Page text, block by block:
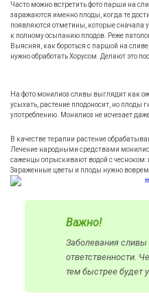
Часто можно встретить фото парши на
заражаются именно плоды, когда те
появляются отметины, которые сначала
к полному осыпанию плодов. Реже
Выясняя, как бороться с паршой на
нужно обработать Хорусом. Делают это
На фото монилиоз сливы выглядит как
усыхать, растение плодоносит, но плоды
употреблению. Монилиоз не исчезает
В качестве терапии растение
Лечение народными средствами
саженцы опрыскивают водой с чесноком:
Зараженные цветы и плоды нужно
Важно!
Заболевания сливы
ответственности.
тем быстрее будет